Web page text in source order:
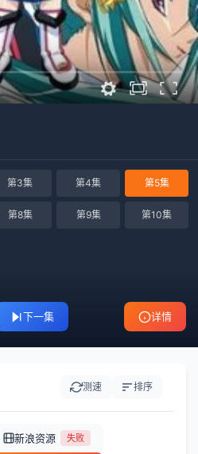
第3集 第4集 第5集
第8集 第9集 第10集
下一集 详情
测速 排序
新浪资源 失败